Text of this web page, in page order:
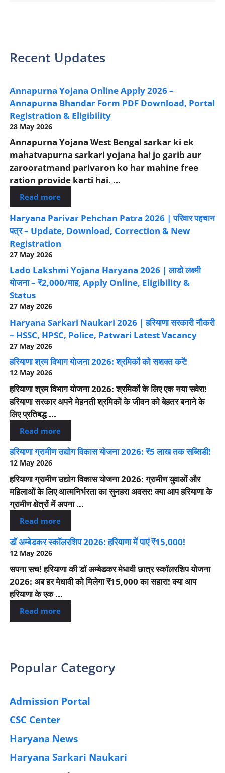
Recent Updates
Annapurna Yojana Online Apply 2026 –
Annapurna Bhandar Form PDF Download, Portal
Registration & Eligibility
28 May 2026
Annapurna Yojana West Bengal sarkar ki ek
mahatvapurna sarkari yojana hai jo garib aur
zarooratmand parivaron ko har mahine free
ration provide karti hai. ...
Read more
Haryana Parivar Pehchan Patra 2026 | परिवार पहचान
पत्र – Update, Download, Correction & New
Registration
27 May 2026
Lado Lakshmi Yojana Haryana 2026 | लाडो लक्ष्मी
योजना – ₹2,000/माह, Apply Online, Eligibility &
Status
27 May 2026
Haryana Sarkari Naukari 2026 | हरियाणा सरकारी नौकरी
– HSSC, HPSC, Police, Patwari Latest Vacancy
27 May 2026
हरियाणा श्रम विभाग योजना 2026: श्रमिकों को सशक्त करें!
12 May 2026
हरियाणा श्रम विभाग योजना 2026: श्रमिकों के लिए एक नया सवेरा!
हरियाणा सरकार अपने मेहनती श्रमिकों के जीवन को बेहतर बनाने के
लिए प्रतिबद्ध ...
Read more
हरियाणा ग्रामीण उद्योग विकास योजना 2026: ₹5 लाख तक सब्सिडी!
12 May 2026
हरियाणा ग्रामीण उद्योग विकास योजना 2026: ग्रामीण युवाओं और
महिलाओं के लिए आत्मनिर्भरता का सुनहरा अवसर! क्या आप हरियाणा के
ग्रामीण क्षेत्रों में अपना ...
Read more
डॉ अम्बेडकर स्कॉलरशिप 2026: हरियाणा में पाएं ₹15,000!
12 May 2026
सपना सच! हरियाणा की डॉ अम्बेडकर मेधावी छात्र स्कॉलरशिप योजना
2026: अब हर मेधावी को मिलेगा ₹15,000 का सहारा! क्या आप
हरियाणा के एक ...
Read more
Popular Category
Admission Portal
CSC Center
Haryana News
Haryana Sarkari Naukari